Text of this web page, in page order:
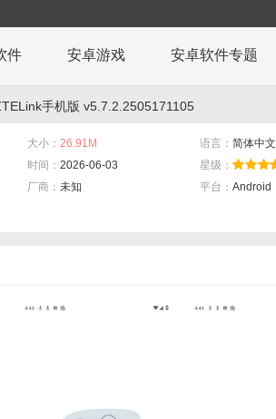
件 安卓游戏 安卓软件专题
手机版 v5.7.2.2505171105
大小： 26.91M 语言： 简体中文
时间： 2026-06-03
星级：
厂商： 未知 平台： Android